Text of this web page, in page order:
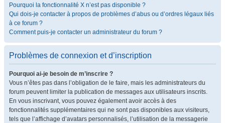
Pourquoi la fonctionnalité X n’est pas disponible ?
Qui dois-je contacter à propos de problèmes d’abus ou d’ordres légaux liés
à ce forum ?
Comment puis-je contacter un administrateur du forum ?
Problèmes de connexion et d’inscription
Pourquoi ai-je besoin de m’inscrire ?
Vous n’êtes pas dans l’obligation de le faire, mais les administrateurs du
forum peuvent limiter la publication de messages aux utilisateurs inscrits.
En vous inscrivant, vous pouvez également avoir accès à des
fonctionnalités supplémentaires qui ne sont pas disponibles aux visiteurs,
tels que l’affichage d’avatars personnalisés, l’utilisation de la messagerie